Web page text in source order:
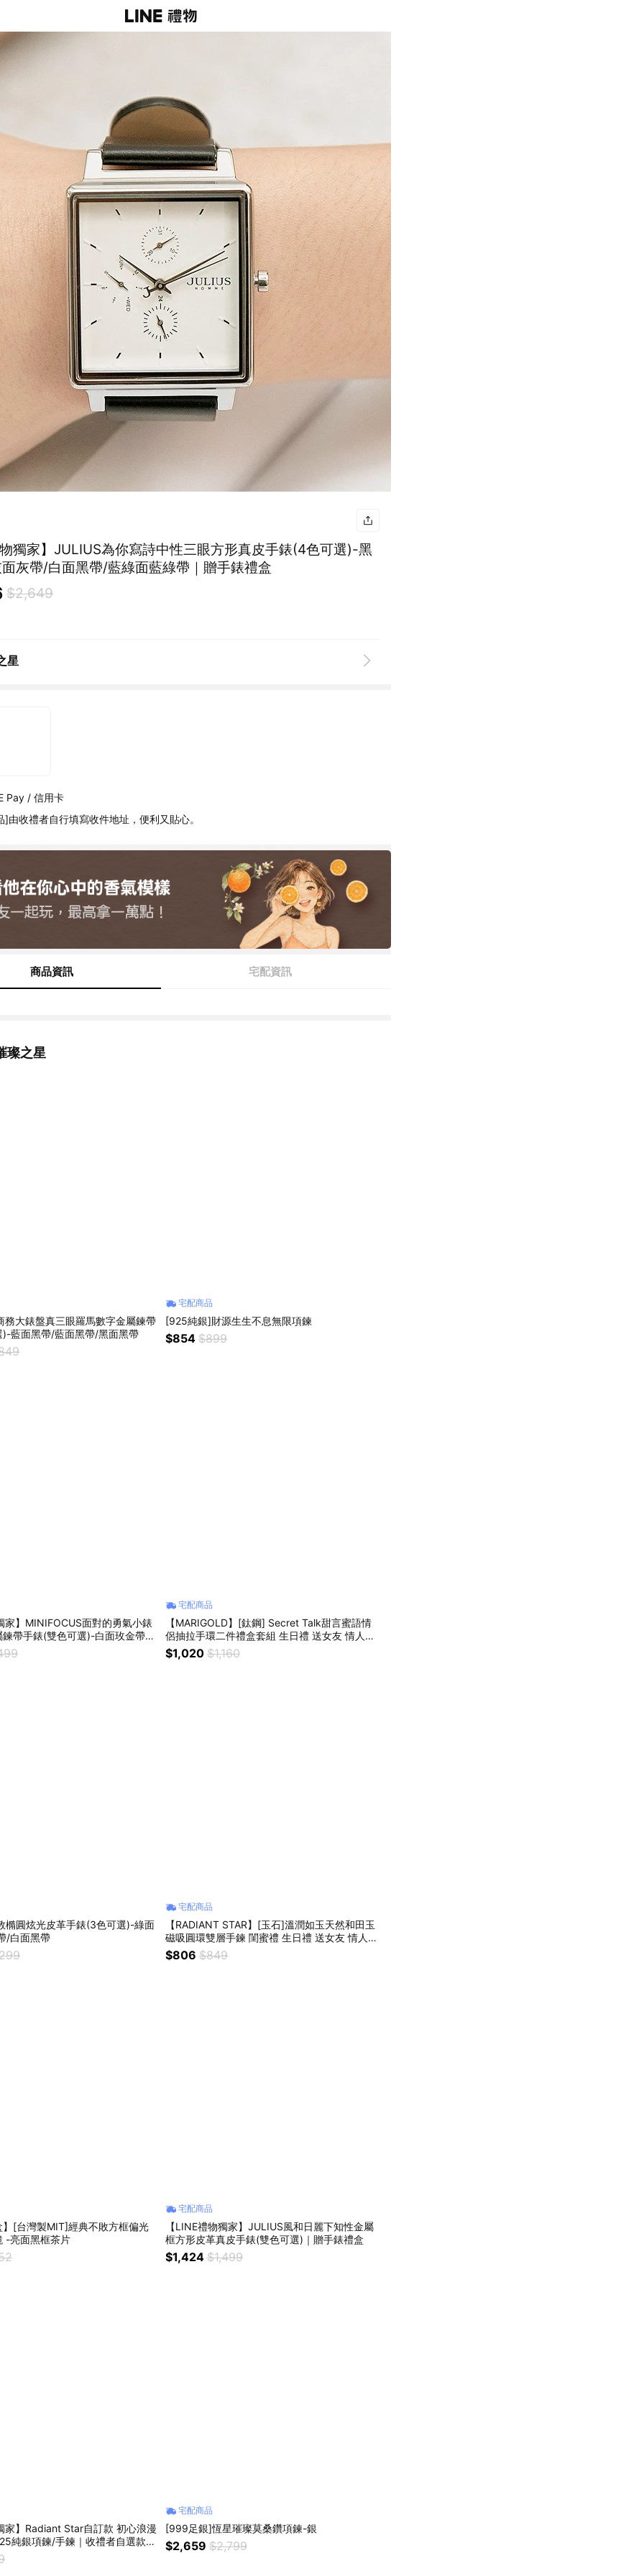
物獨家】JULIUS為你寫詩中性三眼方形真皮手錶(4色可選)-黑
灰帶/白面黑帶/藍綠面藍綠帶｜贈手錶禮盒
$2,649
星
Pay / 信用卡
]由收禮者自行填寫收件地址，便利又貼心。
商品資訊 宅配資訊
璨之星
務大錶盤真三眼羅馬數字金屬鍊帶
藍面黑帶/藍面黑帶/黑面黑帶
宅配商品
[925純銀]財源生生不息無限項鍊
$854 $899
家】MINIFOCUS面對的勇氣小錶
帶手錶(雙色可選)-白面玫金帶/
錶禮盒
宅配商品
【MARIGOLD】[鈦鋼] Secret Talk甜言蜜語情
侶抽拉手環二件禮盒套組 生日禮 送女友 情人節
禮物 紀念日禮物
$1,020 $1,160
橢圓炫光皮革手錶(3色可選)-綠面
/白面黑帶
宅配商品
【RADIANT STAR】[玉石]溫潤如玉天然和田玉
磁吸圓環雙層手鍊 閨蜜禮 生日禮 送女友 情人節
禮物
$806 $849
】[台灣製MIT]經典不敗方框偏光
-亮面黑框茶片
宅配商品
【LINE禮物獨家】JULIUS風和日麗下知性金屬
框方形皮革真皮手錶(雙色可選)｜贈手錶禮盒
$1,424 $1,499
家】Radiant Star自訂款 初心浪漫
純銀項鍊/手鍊｜收禮者自選款式
禮物 情人節禮物
宅配商品
[999足銀]恆星璀璨莫桑鑽項鍊-銀
$2,659 $2,799